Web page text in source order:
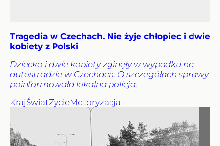
Tragedia w Czechach. Nie żyje chłopiec i dwie
kobiety z Polski
Dziecko i dwie kobiety zginęły w wypadku na
autostradzie w Czechach. O szczegółach sprawy
poinformowała lokalna policja.
KrajŚwiatŻycieMotoryzacja